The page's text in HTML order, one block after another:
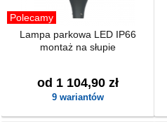
Polecamy
Lampa parkowa LED IP66
montaż na słupie
od 1 104,90 zł
9 wariantów